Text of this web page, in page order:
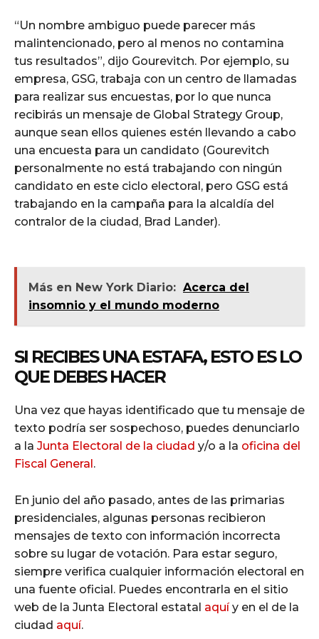
“Un nombre ambiguo puede parecer más
malintencionado, pero al menos no contamina
tus resultados”, dijo Gourevitch. Por ejemplo, su
empresa, GSG, trabaja con un centro de llamadas
para realizar sus encuestas, por lo que nunca
recibirás un mensaje de Global Strategy Group,
aunque sean ellos quienes estén llevando a cabo
una encuesta para un candidato (Gourevitch
personalmente no está trabajando con ningún
candidato en este ciclo electoral, pero GSG está
trabajando en la campaña para la alcaldía del
contralor de la ciudad, Brad Lander).
Más en New York Diario: Acerca del
insomnio y el mundo moderno
SI RECIBES UNA ESTAFA, ESTO ES LO
QUE DEBES HACER
Una vez que hayas identificado que tu mensaje de
texto podría ser sospechoso, puedes denunciarlo
a la Junta Electoral de la ciudad y/o a la oficina del
Fiscal General.
En junio del año pasado, antes de las primarias
presidenciales, algunas personas recibieron
mensajes de texto con información incorrecta
sobre su lugar de votación. Para estar seguro,
siempre verifica cualquier información electoral en
una fuente oficial. Puedes encontrarla en el sitio
web de la Junta Electoral estatal aquíy en el de la
ciudad aquí.